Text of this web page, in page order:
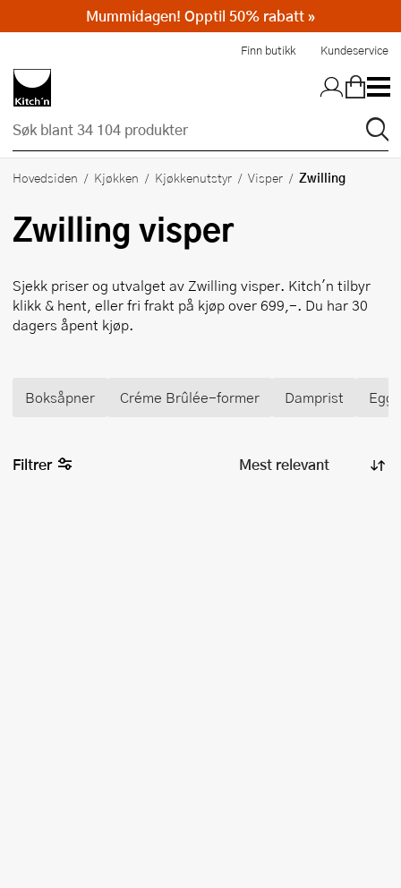
Finn butikk Kundeservice
Hovedsiden Kjøkken Kjøkkenutstyr Visper Zwilling
Zwillingvisper
Sjekk priser og utvalget avZwilling visper. Kitch'n tilbyr
klikk & hent, eller fri frakt på kjøp over 699,-. Du har 30
dagers åpent kjøp.
Boksåpner Créme Brûlée-former Damprist
Filtrer
Mummidagen! Opptil 50% rabatt »